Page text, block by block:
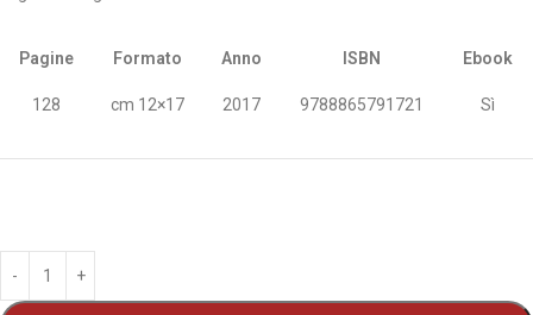
Pagine
128
Formato
cm 12×17
Anno
2017
ISBN
9788865791721
Ebook
Sì